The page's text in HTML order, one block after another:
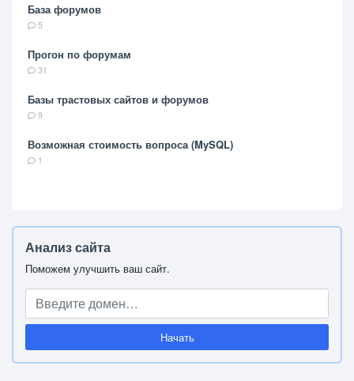
База форумов
5
Прогон по форумам
31
Базы трастовых сайтов и форумов
9
Возможная стоимость вопроса (MySQL)
1
Анализ сайта
Поможем улучшить ваш сайт.
Начать